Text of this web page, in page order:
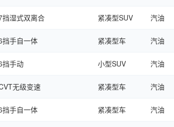
挡湿式双离合 紧凑型SUV 汽油
挡手自一体 紧凑型车 汽油
挡手动 小型SUV 汽油
无级变速 紧凑型车 汽油
挡手自一体 紧凑型车 汽油